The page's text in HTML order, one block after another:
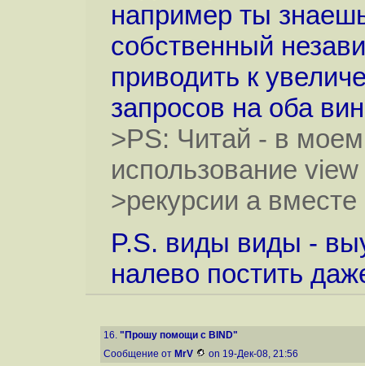
например ты
собственный
приводить к
запросов на оба
>PS: Читай - в
использование
>рекурсии а вместе
P.S. виды виды -
налево постить
16. "Прошу помощи с BIND"
Сообщение от MrV on 19-Дек-08, 21:56